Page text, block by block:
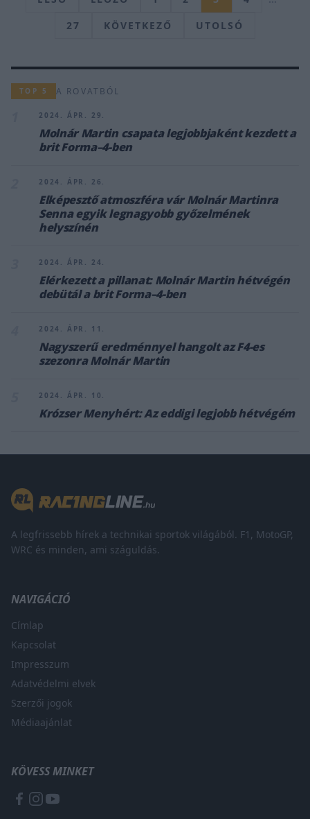
27
KÖVETKEZŐ UTOLSÓ
TOP 5 A ROVATBÓL
2024. ÁPR. 29.
Molnár Martin csapata legjobbjaként kezdett a
brit Forma–4-ben
2024. ÁPR. 26.
Elképesztő atmoszféra vár Molnár Martinra
Senna egyik legnagyobb győzelmének
helyszínén
2024. ÁPR. 24.
Elérkezett a pillanat: Molnár Martin hétvégén
debütál a brit Forma–4-ben
2024. ÁPR. 11.
Nagyszerű eredménnyel hangolt az F4-es
szezonra Molnár Martin
2024. ÁPR. 10.
Krózser Menyhért: Az eddigi legjobb hétvégém
A legfrissebb hírek a technikai sportok világából. F1, MotoGP,
WRC és minden, ami száguldás.
NAVIGÁCIÓ
Címlap
Kapcsolat
Impresszum
Adatvédelmi elvek
Szerzői jogok
Médiaajánlat
KÖVESS MINKET